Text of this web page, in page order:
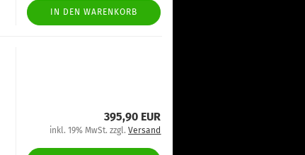
IN DEN WARENKORB
395,90 EUR
inkl. 19% MwSt. zzgl.Versand